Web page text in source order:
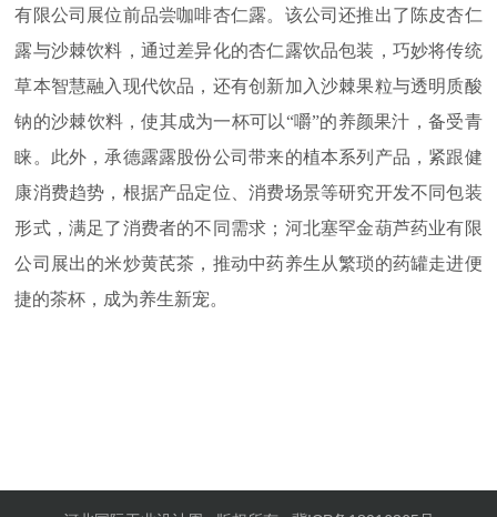
有限公司展位前品尝咖啡杏仁露。该公司还推出了陈皮杏仁
露与沙棘饮料，通过差异化的杏仁露饮品包装，巧妙将传统
草本智慧融入现代饮品，还有创新加入沙棘果粒与透明质酸
钠的沙棘饮料，使其成为一杯可以“嚼”的养颜果汁，备受青
睐。此外，承德露露股份公司带来的植本系列产品，紧跟健
康消费趋势，根据产品定位、消费场景等研究开发不同包装
形式，满足了消费者的不同需求；河北塞罕金葫芦药业有限
公司展出的米炒黄芪茶，推动中药养生从繁琐的药罐走进便
捷的茶杯，成为养生新宠。